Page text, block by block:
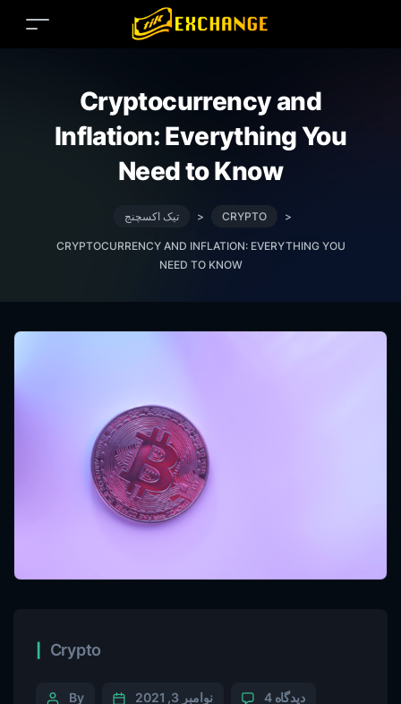
Cryptocurrency and
Inflation: Everything You
Need to Know
تیک اکسچنج > CRYPTO >
CRYPTOCURRENCY AND INFLATION: EVERYTHING YOU
NEED TO KNOW
Crypto
By نوامبر 3, 2021 4 دیدگاه